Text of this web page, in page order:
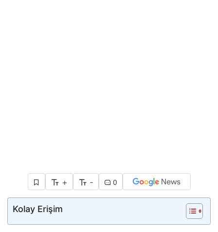
+ - 0
Kolay Erişim